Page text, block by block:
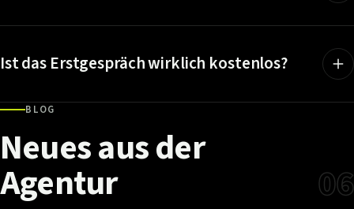
Ist das Erstgespräch wirklich kostenlos?
BLOG
Neuesausder
Agentur 06